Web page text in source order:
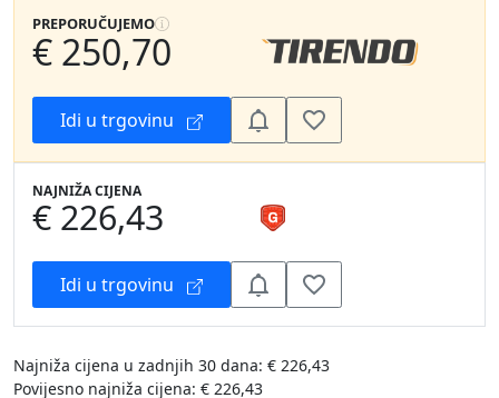
PREPORUČUJEMO
€ 250,70
Idi u trgovinu
NAJNIŽA CIJENA
€ 226,43
Idi u trgovinu
Najniža cijena u zadnjih 30 dana: € 226,43
Povijesno najniža cijena: € 226,43